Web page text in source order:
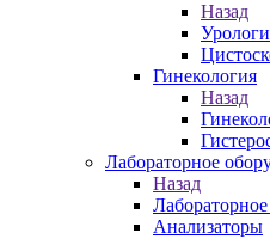
Назад
Гинекология
Назад
Лабораторное
Назад
Анализаторы